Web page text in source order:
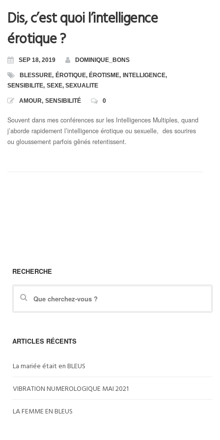
Toutes les Formations
Formation en Ligne « Numérologie Biologique »
Formation en Ligne « Numérologie Nom et Prénoms »
Dis, c’est quoi l’intelligence
érotique ?
SEP 18, 2019 DOMINIQUE_BONS
BLESSURE, ÉROTIQUE, ÉROTISME, INTELLIGENCE,
SENSIBILITE, SEXE, SEXUALITE
AMOUR, SENSIBILITÉ 0
Souvent dans mes conférences sur les Intelligences Multiples, quand
j’aborde rapidement l’intelligence érotique ou sexuelle, des sourires
ou gloussement parfois gênés retentissent.
RECHERCHE
ARTICLES RÉCENTS
La mariée était en BLEUS
VIBRATION NUMEROLOGIQUE MAI 2021
LA FEMME EN BLEUS